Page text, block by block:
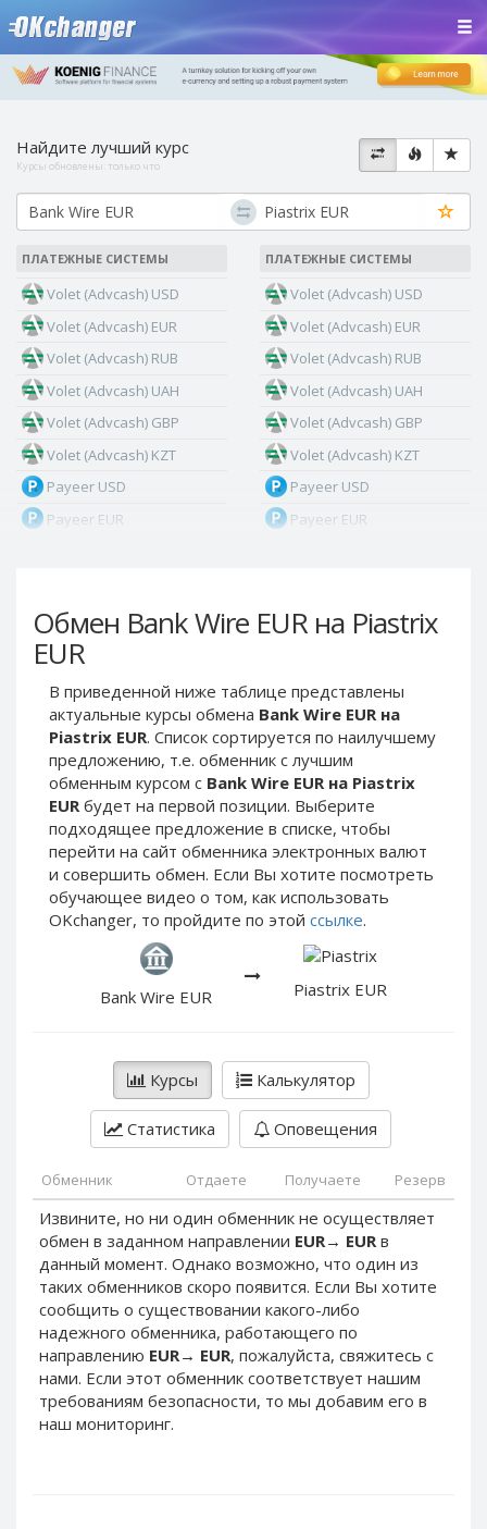
Обмен Bank Wire EUR на Piastrix
EUR
В приведенной ниже таблице представлены
актуальные курсы обмена Bank Wire EUR на
Piastrix EUR. Список сортируется по наилучшему
предложению, т.е. обменник с лучшим
обменным курсом с Bank Wire EUR на Piastrix
EUR будет на первой позиции. Выберите
подходящее предложение в списке, чтобы
перейти на сайт обменника электронных валют
и совершить обмен. Если Вы хотите посмотреть
обучающее видео о том, как использовать
OKchanger, то пройдите по этой ссылке.
Bank Wire EUR Piastrix EUR
Курсы Калькулятор
Статистика Оповещения
Обменник Отдаете Получаете Резерв
Извините, но ни один обменник не осуществляет
обмен в заданном направлении EUR→ EURв
данный момент. Однако возможно, что один из
таких обменников скоро появится. Если Вы хотите
сообщить о существовании какого-либо
надежного обменника, работающего по
направлению EUR→ EUR, пожалуйста, свяжитесь с
нами. Если этот обменник соответствует нашим
требованиям безопасности, то мы добавим его в
наш мониторинг.
Найдите лучший курс
Курсы обновлены: только что
ПЛАТЕЖНЫЕ СИСТЕМЫ
Volet (Advcash) USD
Volet (Advcash) EUR
Volet (Advcash) RUB
Volet (Advcash) UAH
Volet (Advcash) GBP
Volet (Advcash) KZT
Payeer USD
Payeer EUR
Payeer Tether ERC20
(USDT)
Payeer UAH
ЮMoney RUB
ЮMoney KZT
PayPal USD
PayPal EUR
PayPal GBP
PayPal CAD
PayPal AUD
PayPal RUB
PayPal NOK
PayPal PLN
PayPal SGD
PayPal SEK
PayPal CHF
PayPal MYR
Webmoney WMZ
Webmoney WMR
Webmoney WME
Webmoney WMU
Webmoney WMK
ПЛАТЕЖНЫЕ СИСТЕМЫ
Volet (Advcash) USD
Volet (Advcash) EUR
Volet (Advcash) RUB
Volet (Advcash) UAH
Volet (Advcash) GBP
Volet (Advcash) KZT
Payeer USD
Payeer EUR
Payeer Tether ERC20
(USDT)
ЮMoney RUB
ЮMoney KZT
PayPal USD
PayPal EUR
PayPal GBP
PayPal CAD
PayPal AUD
PayPal RUB
PayPal CZK
PayPal DKK
PayPal NZD
PayPal NOK
PayPal PLN
PayPal SGD
PayPal SEK
PayPal CHF
PayPal MYR
Webmoney WMZ
Webmoney WMR
Webmoney WME
Webmoney WMU